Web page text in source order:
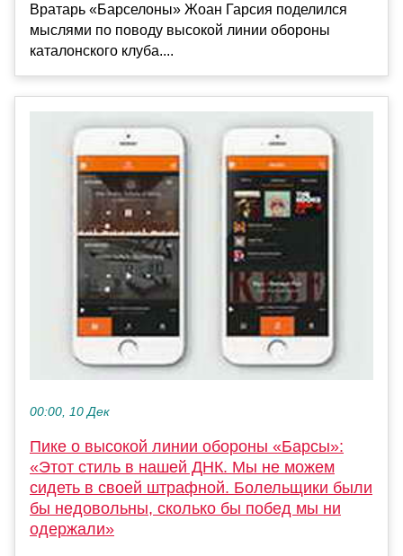
Вратарь «Барселоны» Жоан Гарсия поделился
мыслями по поводу высокой линии обороны
каталонского клуба....
00:00, 10 Дек
Пике о высокой линии обороны «Барсы»:
«Этот стиль в нашей ДНК. Мы не можем
сидеть в своей штрафной. Болельщики были
бы недовольны, сколько бы побед мы ни
одержали»